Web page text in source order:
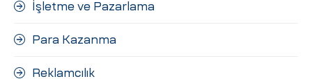
İşletme ve Pazarlama
Para Kazanma
Reklamcılık